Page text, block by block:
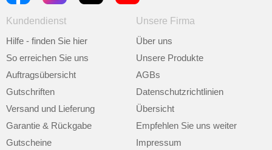
Kundendienst
Hilfe - finden Sie hier
So erreichen Sie uns
Auftragsübersicht
Gutschriften
Versand und Lieferung
Garantie & Rückgabe
Gutscheine
Unsere Firma
Über uns
Unsere Produkte
AGBs
Datenschutzrichtlinien
Übersicht
Empfehlen Sie uns weiter
Impressum